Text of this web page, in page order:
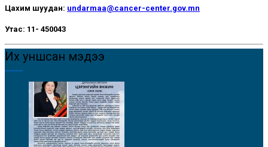
Цахим шуудан: undarmaa@cancer-center.gov.mn
Утас: 11- 450043
Их уншсан мэдээ